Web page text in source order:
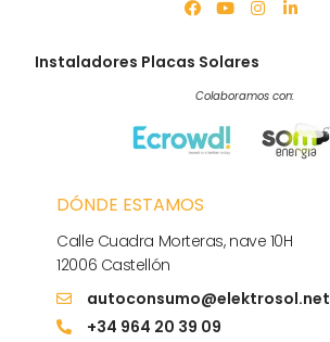
Instaladores Placas Solares
Colaboramos con:
DÓNDE ESTAMOS
Calle Cuadra Morteras, nave 10H
12006 Castellón
autoconsumo@elektrosol.net
+34 964 20 39 09